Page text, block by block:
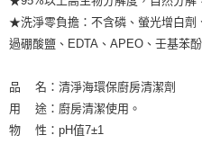
★洗淨零負擔：不含磷、螢光增白劑
過硼酸鹽、EDTA、APEO、壬基苯
品 名：清淨海環保廚房清潔劑
用 途：廚房清潔使用。
物 性：pH值7±1